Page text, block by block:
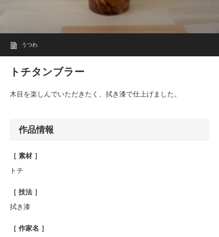
うつわ
トチタンブラー
木目を楽しんでいただきたく、拭き漆で仕上げました。
作品情報
［ 素材 ］
トチ
［ 技法 ］
拭き漆
［ 作家名 ］